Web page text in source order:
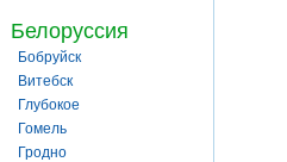
Белоруссия
Бобруйск
Витебск
Глубокое
Гомель
Гродно